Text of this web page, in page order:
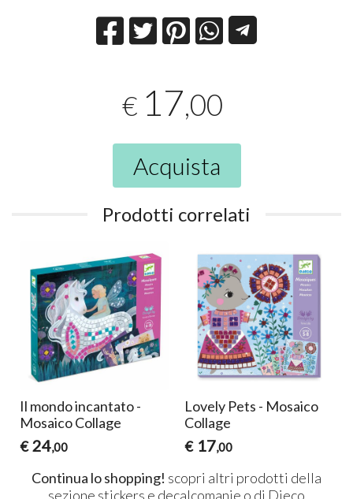
€ 17,00
Acquista
Prodotti correlati
Il mondo incantato -
Mosaico Collage
€ 24,00
Lovely Pets - Mosaico
Collage
€ 17,00
Continua lo shopping! scopri altri prodotti della
sezione stickers e decalcomanie o di Djeco